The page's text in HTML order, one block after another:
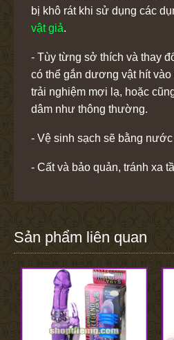
bị khô rát khi sử dụng các
vật giả.
- Tùy từng sở thích và thay
có thể gắn dương vật hít
trải nghiệm mợi lạ, hoặc
dâm như thông thường.
- Vệ sinh sạch sẽ bằng nước
- Cất và bảo quản, tránh xa
Sản phẩm liên quan